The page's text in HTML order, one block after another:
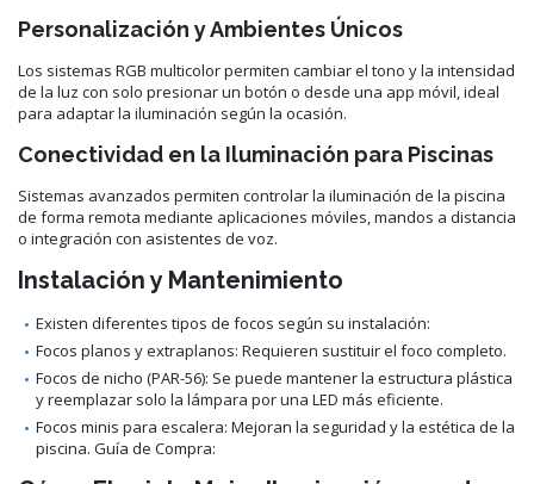
Personalización y Ambientes Únicos
Los sistemas RGB multicolor permiten cambiar el tono y la intensidad
de la luz con solo presionar un botón o desde una app móvil, ideal
para adaptar la iluminación según la ocasión.
Conectividad en la Iluminación para Piscinas
Sistemas avanzados permiten controlar la iluminación de la piscina
de forma remota mediante aplicaciones móviles, mandos a distancia
o integración con asistentes de voz.
Instalación y Mantenimiento
Existen diferentes tipos de focos según su instalación:
Focos planos y extraplanos: Requieren sustituir el foco completo.
Focos de nicho (PAR-56): Se puede mantener la estructura plástica
y reemplazar solo la lámpara por una LED más eficiente.
Focos minis para escalera: Mejoran la seguridad y la estética de la
piscina. Guía de Compra: